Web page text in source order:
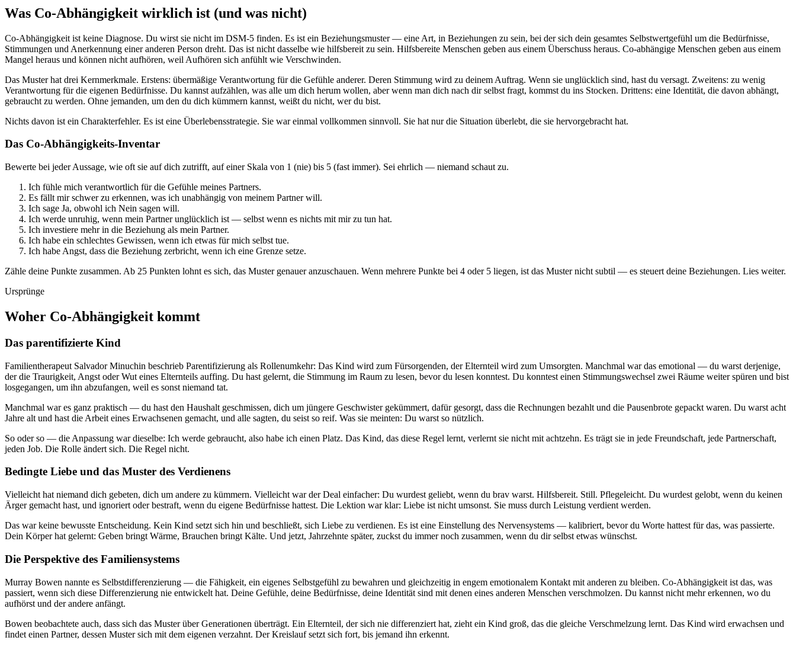
Was Co-Abhängigkeit wirklich ist (und was nicht)
Co-Abhängigkeit ist keine Diagnose. Du wirst sie nicht im DSM-5 finden. Es ist ein Beziehungsmuster — eine Art, in Beziehungen zu sein, bei der sich dein gesamtes Selbstwertgefühl um die Bedürfnisse,
Stimmungen und Anerkennung einer anderen Person dreht. Das ist nicht dasselbe wie hilfsbereit zu sein. Hilfsbereite Menschen geben aus einem Überschuss heraus. Co-abhängige Menschen geben aus einem
Mangel heraus und können nicht aufhören, weil Aufhören sich anfühlt wie Verschwinden.
Das Muster hat drei Kernmerkmale. Erstens: übermäßige Verantwortung für die Gefühle anderer. Deren Stimmung wird zu deinem Auftrag. Wenn sie unglücklich sind, hast du versagt. Zweitens: zu wenig
Verantwortung für die eigenen Bedürfnisse. Du kannst aufzählen, was alle um dich herum wollen, aber wenn man dich nach dir selbst fragt, kommst du ins Stocken. Drittens: eine Identität, die davon abhängt,
gebraucht zu werden. Ohne jemanden, um den du dich kümmern kannst, weißt du nicht, wer du bist.
Nichts davon ist ein Charakterfehler. Es ist eine Überlebensstrategie. Sie war einmal vollkommen sinnvoll. Sie hat nur die Situation überlebt, die sie hervorgebracht hat.
Das Co-Abhängigkeits-Inventar
Bewerte bei jeder Aussage, wie oft sie auf dich zutrifft, auf einer Skala von 1 (nie) bis 5 (fast immer). Sei ehrlich — niemand schaut zu.
Ich fühle mich verantwortlich für die Gefühle meines Partners.
Es fällt mir schwer zu erkennen, was ich unabhängig von meinem Partner will.
Ich sage Ja, obwohl ich Nein sagen will.
Ich werde unruhig, wenn mein Partner unglücklich ist — selbst wenn es nichts mit mir zu tun hat.
Ich investiere mehr in die Beziehung als mein Partner.
Ich habe ein schlechtes Gewissen, wenn ich etwas für mich selbst tue.
Ich habe Angst, dass die Beziehung zerbricht, wenn ich eine Grenze setze.
Zähle deine Punkte zusammen. Ab 25 Punkten lohnt es sich, das Muster genauer anzuschauen. Wenn mehrere Punkte bei 4 oder 5 liegen, ist das Muster nicht subtil — es steuert deine Beziehungen. Lies weiter.
Ursprünge
Woher Co-Abhängigkeit kommt
Das parentifizierte Kind
Familientherapeut Salvador Minuchin beschrieb Parentifizierung als Rollenumkehr: Das Kind wird zum Fürsorgenden, der Elternteil wird zum Umsorgten. Manchmal war das emotional — du warst derjenige,
der die Traurigkeit, Angst oder Wut eines Elternteils auffing. Du hast gelernt, die Stimmung im Raum zu lesen, bevor du lesen konntest. Du konntest einen Stimmungswechsel zwei Räume weiter spüren und bist
losgegangen, um ihn abzufangen, weil es sonst niemand tat.
Manchmal war es ganz praktisch — du hast den Haushalt geschmissen, dich um jüngere Geschwister gekümmert, dafür gesorgt, dass die Rechnungen bezahlt und die Pausenbrote gepackt waren. Du warst acht
Jahre alt und hast die Arbeit eines Erwachsenen gemacht, und alle sagten, du seist so reif. Was sie meinten: Du warst so nützlich.
So oder so — die Anpassung war dieselbe: Ich werde gebraucht, also habe ich einen Platz. Das Kind, das diese Regel lernt, verlernt sie nicht mit achtzehn. Es trägt sie in jede Freundschaft, jede Partnerschaft,
jeden Job. Die Rolle ändert sich. Die Regel nicht.
Bedingte Liebe und das Muster des Verdienens
Vielleicht hat niemand dich gebeten, dich um andere zu kümmern. Vielleicht war der Deal einfacher: Du wurdest geliebt, wenn du brav warst. Hilfsbereit. Still. Pflegeleicht. Du wurdest gelobt, wenn du keinen
Ärger gemacht hast, und ignoriert oder bestraft, wenn du eigene Bedürfnisse hattest. Die Lektion war klar: Liebe ist nicht umsonst. Sie muss durch Leistung verdient werden.
Das war keine bewusste Entscheidung. Kein Kind setzt sich hin und beschließt, sich Liebe zu verdienen. Es ist eine Einstellung des Nervensystems — kalibriert, bevor du Worte hattest für das, was passierte.
Dein Körper hat gelernt: Geben bringt Wärme, Brauchen bringt Kälte. Und jetzt, Jahrzehnte später, zuckst du immer noch zusammen, wenn du dir selbst etwas wünschst.
Die Perspektive des Familiensystems
Murray Bowen nannte es Selbstdifferenzierung — die Fähigkeit, ein eigenes Selbstgefühl zu bewahren und gleichzeitig in engem emotionalem Kontakt mit anderen zu bleiben. Co-Abhängigkeit ist das, was
passiert, wenn sich diese Differenzierung nie entwickelt hat. Deine Gefühle, deine Bedürfnisse, deine Identität sind mit denen eines anderen Menschen verschmolzen. Du kannst nicht mehr erkennen, wo du
aufhörst und der andere anfängt.
Bowen beobachtete auch, dass sich das Muster über Generationen überträgt. Ein Elternteil, der sich nie differenziert hat, zieht ein Kind groß, das die gleiche Verschmelzung lernt. Das Kind wird erwachsen und
findet einen Partner, dessen Muster sich mit dem eigenen verzahnt. Der Kreislauf setzt sich fort, bis jemand ihn erkennt.